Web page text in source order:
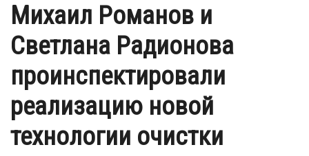
Михаил Романов и
Светлана Радионова
проинспектировали
реализацию новой
технологии очистки